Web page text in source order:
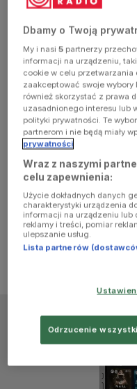
has
occurred
(see the
browser
console for
more
information)
Dbamy o Twoją
My i nasi5 partnerzy
informacji na urządzeniu,
cookie w celu przetwarzania
zaakceptować swoje
również skorzystać z prawa
uzasadnionego interesu lub
polityki prywatności. Te
partnerom i nie będą miały
prywatności
Wraz z naszymi
celu zapewnienia:
Użycie dokładnych danych
charakterystyki urządzenia
informacji na urządzeniu lub
reklamy i treści, pomiar
ulepszanie usług.
Lista partnerów
Odrzucenie